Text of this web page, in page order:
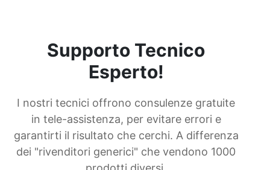
Supporto Tecnico
Esperto!
I nostri tecnici offrono consulenze gratuite
in tele-assistenza, per evitare errori e
garantirti il risultato che cerchi. A differenza
dei "rivenditori generici" che vendono 1000